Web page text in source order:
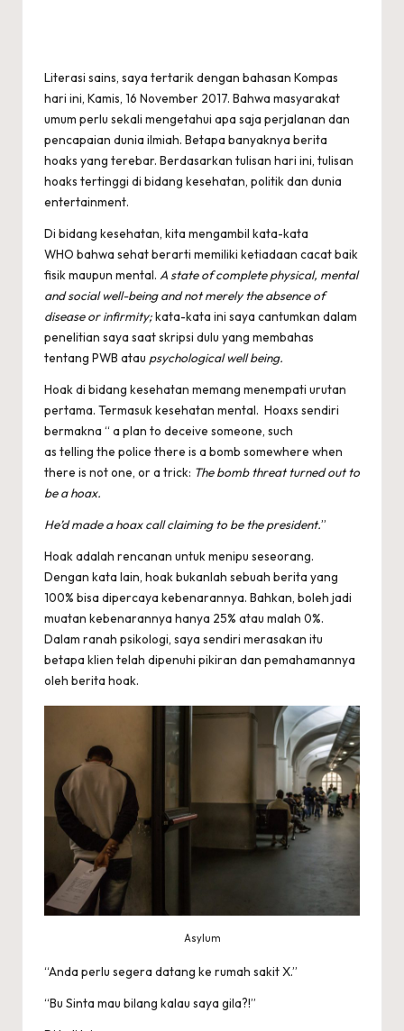
Literasi sains, saya tertarik dengan bahasan Kompas
hari ini, Kamis, 16 November 2017. Bahwa masyarakat
umum perlu sekali mengetahui apa saja perjalanan dan
pencapaian dunia ilmiah. Betapa banyaknya berita
hoaks yang terebar. Berdasarkan tulisan hari ini, tulisan
hoaks tertinggi di bidang kesehatan, politik dan dunia
entertainment.
Di bidang kesehatan, kita mengambil kata-kata
WHO bahwa sehat berarti memiliki ketiadaan cacat baik
fisik maupun mental. A state of complete physical, mental
and social well-being and not merely the absence of
disease or infirmity;kata-kata ini saya cantumkan dalam
penelitian saya saat skripsi dulu yang membahas
tentang PWB atau psychological well being.
Hoak di bidang kesehatan memang menempati urutan
pertama. Termasuk kesehatan mental. Hoaxs sendiri
bermakna “ a plan to deceive someone, such
as telling the police there is a bomb somewhere when
there is not one, or a trick: Thebomb threat turnedout to
be a hoax.
He’d made a hoaxcall claimingto be thepresident.”
Hoak adalah rencanan untuk menipu seseorang.
Dengan kata lain, hoak bukanlah sebuah berita yang
100% bisa dipercaya kebenarannya. Bahkan, boleh jadi
muatan kebenarannya hanya 25% atau malah 0%.
Dalam ranah psikologi, saya sendiri merasakan itu
betapa klien telah dipenuhi pikiran dan pemahamannya
oleh berita hoak.
Asylum
“Anda perlu segera datang ke rumah sakit X.”
“Bu Sinta mau bilang kalau saya gila?!”